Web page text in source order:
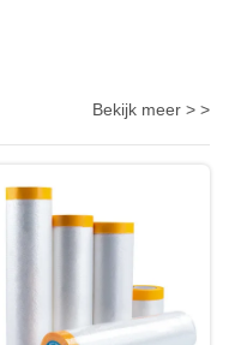
Bekijk meer > >